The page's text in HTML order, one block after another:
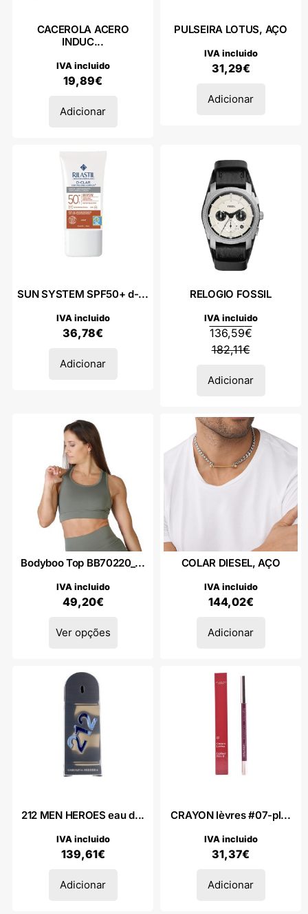
CACEROLA ACERO
INDUC...
19,89€
IVA incluido
Adicionar
PULSEIRA LOTUS, AÇO
31,29€
IVA incluido
Adicionar
SUN SYSTEM SPF50+ d-...
36,78€
IVA incluido
Adicionar
RELOGIO FOSSIL
182,11€
136,59€
IVA incluido
Adicionar
Bodyboo Top BB70220_...
49,20€
IVA incluido
Ver opções
COLAR DIESEL, AÇO
144,02€
IVA incluido
Adicionar
212 MEN HEROES eau d...
139,61€
IVA incluido
Adicionar
CRAYON lèvres #07-pl...
31,37€
IVA incluido
Adicionar